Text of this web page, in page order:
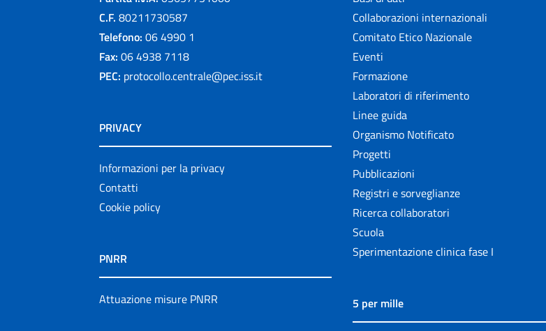
C.F. 80211730587
Telefono: 06 4990 1
Fax: 06 4938 7118
PEC: protocollo.centrale@pec.iss.it
PRIVACY
Informazioni per la privacy
Contatti
Cookie policy
PNRR
Attuazione misure PNRR
Collaborazioni internazionali
Comitato Etico Nazionale
Eventi
Formazione
Laboratori di riferimento
Linee guida
Organismo Notificato
Progetti
Pubblicazioni
Registri e sorveglianze
Ricerca collaboratori
Scuola
Sperimentazione clinica fase I
5 per mille